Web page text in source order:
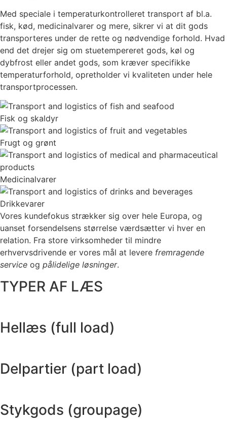
Med speciale i temperaturkontrolleret transport af bl.a.
fisk, kød, medicinalvarer og mere, sikrer vi at dit gods
transporteres under de rette og nødvendige forhold. Hvad
end det drejer sig om stuetempereret gods, køl og
dybfrost eller andet gods, som kræver specifikke
temperaturforhold, opretholder vi kvaliteten under hele
transportprocessen.
Fisk og skaldyr
Frugt og grønt
Medicinalvarer
Drikkevarer
Vores kundefokus strækker sig over hele Europa, og
uanset forsendelsens størrelse værdsætter vi hver en
relation. Fra store virksomheder til mindre
erhvervsdrivende er vores mål at levere fremragende
service og pålidelige løsninger.
TYPER AF LÆS
Hellæs (full load)
Delpartier (part load)
Stykgods (groupage)